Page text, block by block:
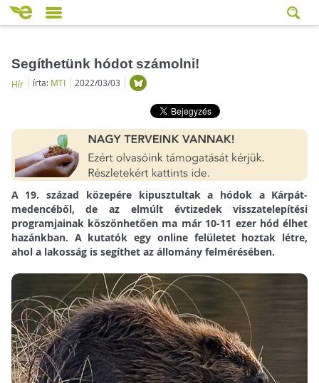
Segíthetünk hódot számolni!
Hír írta: MTI 2022/03/03
A 19. század közepére kipusztultak a hódok a Kárpát-
medencéből, de az elmúlt évtizedek visszatelepítési
programjainak köszönhetően ma már 10-11 ezer hód élhet
hazánkban. A kutatók egy online felületet hoztak létre,
ahol a lakosság is segíthet az állomány felmérésében.